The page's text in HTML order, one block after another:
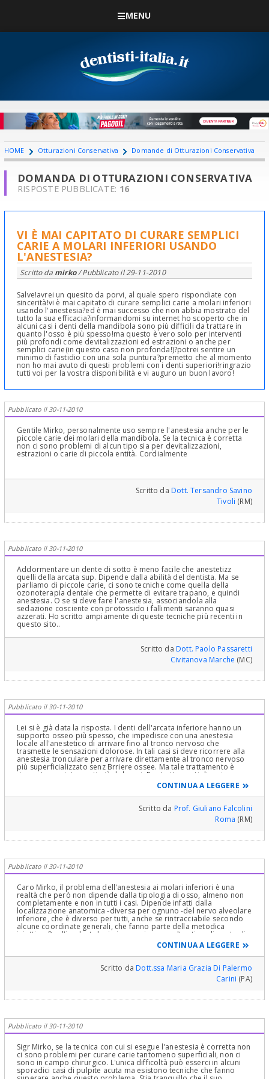
MENU
HOME Otturazioni Conservativa Domande di Otturazioni Conservativa
DOMANDA DI OTTURAZIONI CONSERVATIVA
RISPOSTE PUBBLICATE: 16
VI È MAI CAPITATO DI CURARE SEMPLICI
CARIE A MOLARI INFERIORI USANDO
L'ANESTESIA?
Scritto da mirko/ Pubblicato il29-11-2010
Salve!avrei un quesito da porvi, al quale spero rispondiate con
sincerità!vi è mai capitato di curare semplici carie a molari inferiori
usando l'anestesia?ed è mai successo che non abbia mostrato del
tutto la sua efficacia?informandomi su internet ho scoperto che in
alcuni casi i denti della mandibola sono più difficili da trattare in
quanto l'osso è più spesso!ma questo è vero solo per interventi
più profondi come devitalizzazioni ed estrazioni o anche per
semplici carie(in questo caso non profonda!)?potrei sentire un
minimo di fastidio con una sola puntura?premetto che al momento
non ho mai avuto di questi problemi con i denti superiori!ringrazio
tutti voi per la vostra disponibilità e vi auguro un buon lavoro!
Pubblicato il 30-11-2010
Gentile Mirko, personalmente uso sempre l'anestesia anche per le
piccole carie dei molari della mandibola. Se la tecnica è corretta
non ci sono problemi di alcun tipo sia per devitalizzazioni,
estrazioni o carie di piccola entità. Cordialmente
Scritto daDott. Tersandro Savino
Tivoli (RM)
Pubblicato il 30-11-2010
Addormentare un dente di sotto è meno facile che anestetizz
quelli della arcata sup. Dipende dalla abilità del dentista. Ma se
parliamo di piccole carie, ci sono tecniche come quella della
ozonoterapia dentale che permette di evitare trapano, e quindi
anestesia. O se si deve fare l'anestesia, associandola alla
sedazione cosciente con protossido i fallimenti saranno quasi
azzerati. Ho scritto ampiamente di queste tecniche più recenti in
questo sito..
Scritto daDott. Paolo Passaretti
Civitanova Marche (MC)
Pubblicato il 30-11-2010
Lei si è già data la risposta. I denti dell'arcata inferiore hanno un
supporto osseo più spesso, che impedisce con una anestesia
locale all'anestetico di arrivare fino al tronco nervoso che
trasmette le sensazioni dolorose. In tali casi si deve ricorrere alla
anestesia tronculare per arrivare direttamente al tronco nervoso
più superficializzato senz Brriere ossee. Ma tale trattamento è
riservato per interventi più dolorosi. Per trattamenti di carie
superficiali un minimo di disagio può essere facilmente
sopportato. In casi di intolleranza si può ricorrere ad altre
tecniche, per esempio con l'aiuto del laser
CONTINUA A LEGGERE
Scritto da Prof. Giuliano Falcolini
Roma (RM)
Pubblicato il 30-11-2010
Caro Mirko, il problema dell'anestesia ai molari inferiori è una
realtà che però non dipende dalla tipologia di osso, almeno non
completamente e non in tutti i casi. Dipende infatti dalla
localizzazione anatomica -diversa per ognuno -del nervo alveolare
inferiore, che è diverso per tutti, anche se rintracciabile secondo
alcune coordinate generali, che fanno parte della metodica
iniettiva. Per l'implantologia invece si usa un altro tipo di punto di
repere, che non fa capo alla biforcazione retromolare del nervo
trigemino, ma che si giova di una iniezione diretta nella compagine
del'osso, e allora è vero il fatto che, essendo la costituzione
dell'osso mandibolare decisamente più compatta dell'osso
mascellare, bisogna forzare per entrare. In entrambi i casi -sia in
tronculare retromolare, sia nell'osso direttamente - si arriva quasi
anche ramuscoli nervosi provenienti dal dente vicino . E' quindi
buona abitudine, nei casi in cui è richiesta un'ottima anestesia,
intervenire a monte e a valle, cioé con sue localizzazioni tronculari,
al foro mentoniero ( es. in caso di un secondo premolare) e al
forame mandibolare. Esiste poi l'anestesia infraligamentosa, che
interessa il parodonto e posso assicurare che è sempre
particolarmente efficace. Concludo affermando che la tranquillità
della persona è molto importante, e che il problema "paura" deve
CONTINUA A LEGGERE
Scritto daDott.ssa Maria Grazia Di Palermo
Carini (PA)
Pubblicato il 30-11-2010
Sigr Mirko, se la tecnica con cui si esegue l'anestesia è corretta non
ci sono problemi per curare carie tantomeno superficiali, non ci
sono in campo chirurgico. L'unica difficoltà può esserci in alcuni
sporadici casi di pulpite acuta ma esistono tecniche che fanno